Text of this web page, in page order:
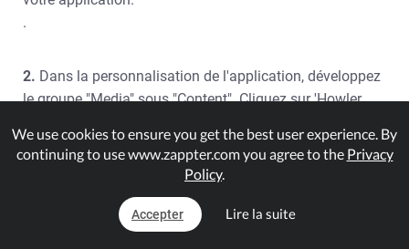
.
2. Dans la personnalisation de l'application, développez
le groupe "Media" sous "Content". Cliquez sur 'Howler
L'écran de configuration du lecteur audio Howler
s'affiche avec un onglet général. Entrez le titre, le type et
téléchargez votre fichier audio.
We use cookies to ensure you get the best user experience. By
continuing to use www.zappter.com you agree to the Privacy
Policy.
Accepter Lire la suite